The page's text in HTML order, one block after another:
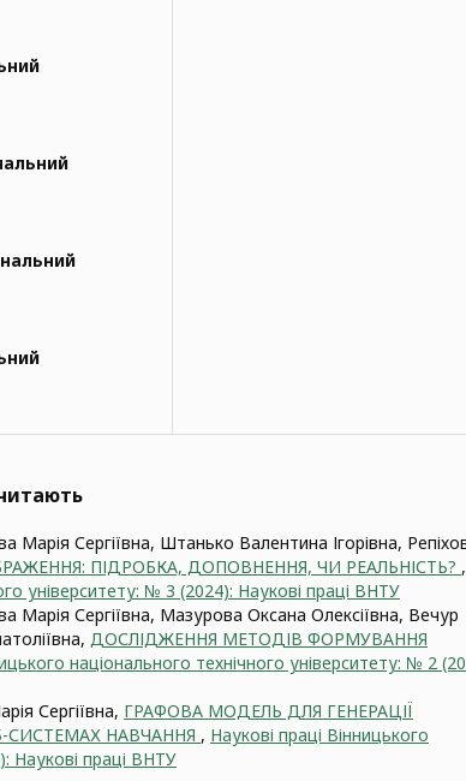
Сергіївна, Штанько Валентина Ігорівна,
ПІДРОБКА, ДОПОВНЕННЯ, ЧИ РЕАЛЬНІСТЬ? ,
університету: № 3 (2024): Наукові праці ВНТУ
Сергіївна, Мазурова Оксана Олексіївна, Вечур
ДОСЛІДЖЕННЯ МЕТОДІВ ФОРМУВАННЯ
національного технічного університету: № 2
Сергіївна, ГРАФОВА МОДЕЛЬ ДЛЯ ГЕНЕРАЦІЇ
СИСТЕМАХ НАВЧАННЯ , Наукові праці Вінницького
Наукові праці ВНТУ